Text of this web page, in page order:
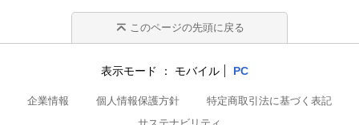
このページの先頭に戻る
表示モード モバイル PC
企業情報 個人情報保護方針
特定商取引法に基づく表記